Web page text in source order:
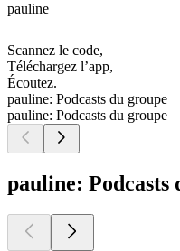
pauline
Scannez le code,
Téléchargez l’app,
Écoutez.
pauline: Podcasts du groupe
pauline: Podcasts du groupe
pauline: Podcasts